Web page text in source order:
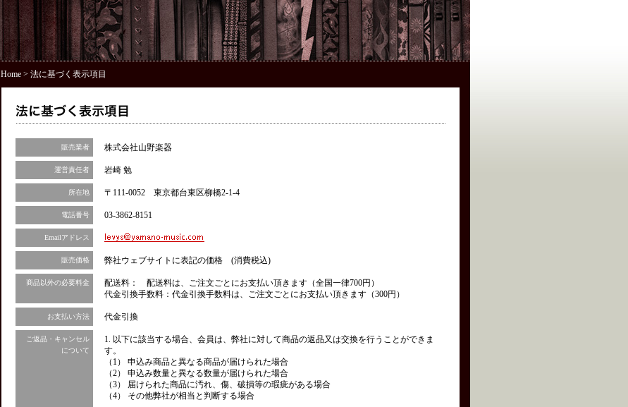
Home> 法に基づく表示項目
販売業者 株式会社山野楽器
運営責任者 岩崎 勉
所在地 〒111-0052 東京都台東区柳橋2-1-4
電話番号 03-3862-8151
Emailアドレス
販売価格 弊社ウェブサイトに表記の価格 (消費税込)
商品以外の必要料金
配送料： 配送料は、ご注文ごとにお支払い頂きます（全国一律700円）
代金引換手数料：代金引換手数料は、ご注文ごとにお支払い頂きます（300円）
お支払い方法 代金引換
ご返品・キャンセル
について
1. 以下に該当する場合、会員は、弊社に対して商品の返品又は交換を行うことができま
す。
（1） 申込み商品と異なる商品が届けられた場合
（2） 申込み数量と異なる数量が届けられた場合
（3） 届けられた商品に汚れ、傷、破損等の瑕疵がある場合
（4） その他弊社が相当と判断する場合